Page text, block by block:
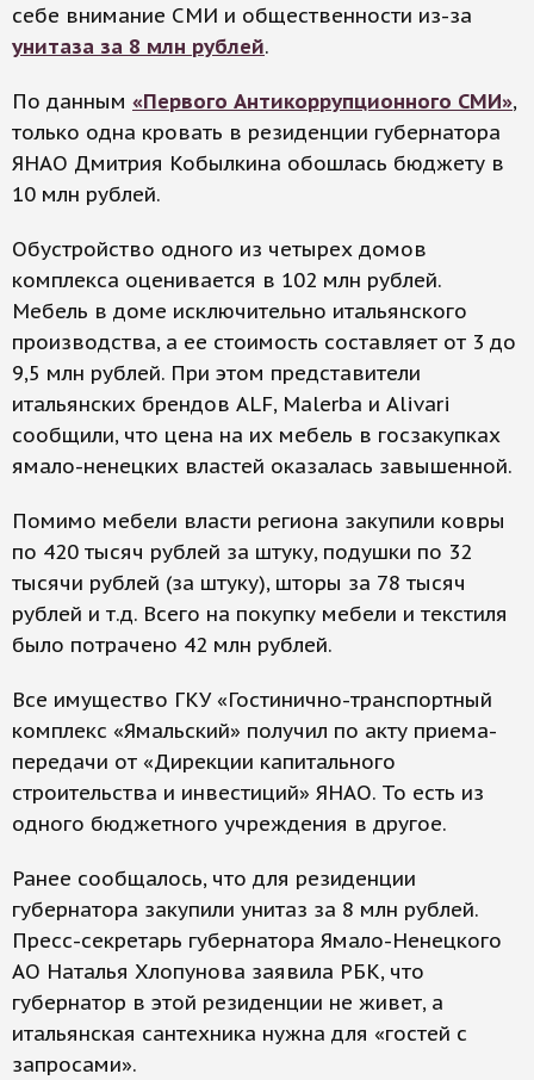
себе внимание СМИ и общественности из-за
унитаза за 8 млн рублей.
По данным «Первого Антикоррупционного СМИ»,
только одна кровать в резиденции губернатора
ЯНАО Дмитрия Кобылкина обошлась бюджету в
10 млн рублей.
Обустройство одного из четырех домов
комплекса оценивается в 102 млн рублей.
Мебель в доме исключительно итальянского
производства, а ее стоимость составляет от 3 до
9,5 млн рублей. При этом представители
итальянских брендов ALF, Malerba и Alivari
сообщили, что цена на их мебель в госзакупках
ямало-ненецких властей оказалась завышенной.
Помимо мебели власти региона закупили ковры
по 420 тысяч рублей за штуку, подушки по 32
тысячи рублей (за штуку), шторы за 78 тысяч
рублей и т.д. Всего на покупку мебели и текстиля
было потрачено 42 млн рублей.
Все имущество ГКУ «Гостинично-транспортный
комплекс «Ямальский» получил по акту приема-
передачи от «Дирекции капитального
строительства и инвестиций» ЯНАО. То есть из
одного бюджетного учреждения в другое.
Ранее сообщалось, что для резиденции
губернатора закупили унитаз за 8 млн рублей.
Пресс-секретарь губернатора Ямало-Ненецкого
АО Наталья Хлопунова заявила РБК, что
губернатор в этой резиденции не живет, а
итальянская сантехника нужна для «гостей с
запросами».